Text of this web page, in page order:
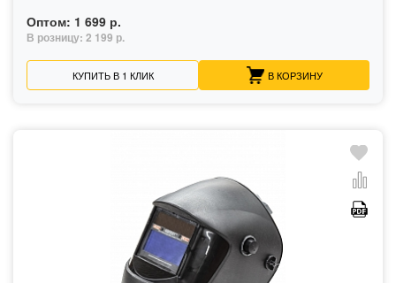
Оптом: 1 699 р.
В розницу: 2 199 р.
КУПИТЬ В 1 КЛИК В КОРЗИНУ